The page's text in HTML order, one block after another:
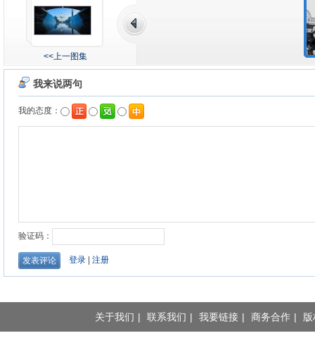
<<上一图集
关于我们 | 联系我们 | 我要链接 | 商务合作 |